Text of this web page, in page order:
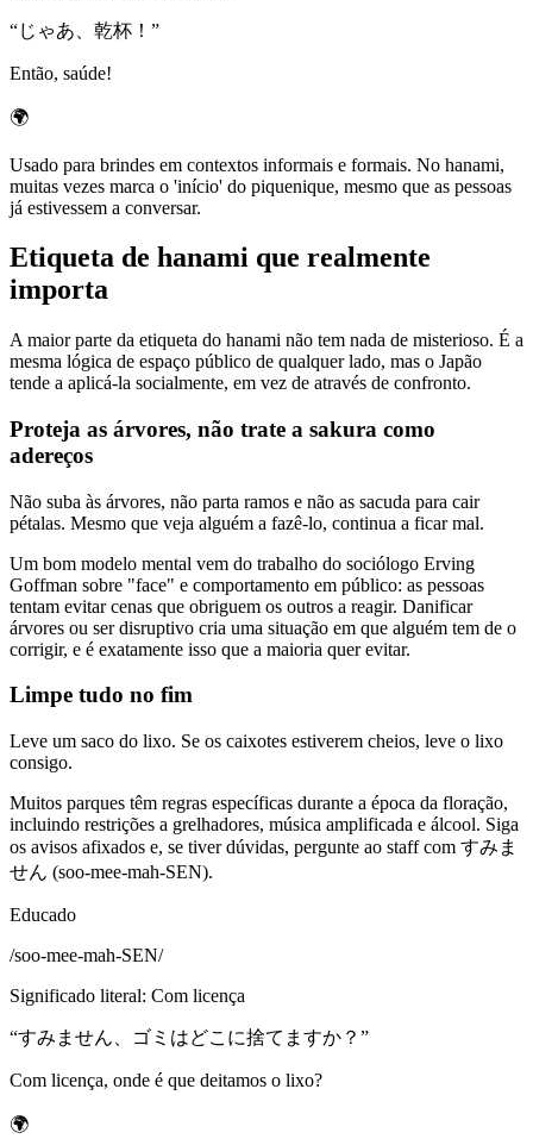
“じゃあ、乾杯！ ”
Então, saúde!
🌍
Usado para brindes em contextos informais e formais. No hanami,
muitas vezes marca o 'início' do piquenique, mesmo que as pessoas
já estivessem a conversar.
Etiqueta de hanami que realmente
importa
A maior parte da etiqueta do hanami não tem nada de misterioso. É a
mesma lógica de espaço público de qualquer lado, mas o Japão
tende a aplicá-la socialmente, em vez de através de confronto.
Proteja as árvores, não trate a sakura como
adereços
Não suba às árvores, não parta ramos e não as sacuda para cair
pétalas. Mesmo que veja alguém a fazê-lo, continua a ficar mal.
Um bom modelo mental vem do trabalho do sociólogo Erving
Goffman sobre "face" e comportamento em público: as pessoas
tentam evitar cenas que obriguem os outros a reagir. Danificar
árvores ou ser disruptivo cria uma situação em que alguém tem de o
corrigir, e é exatamente isso que a maioria quer evitar.
Limpe tudo no fim
Leve um saco do lixo. Se os caixotes estiverem cheios, leve o lixo
consigo.
Muitos parques têm regras específicas durante a época da floração,
incluindo restrições a grelhadores, música amplificada e álcool. Siga
os avisos afixados e, se tiver dúvidas, pergunte ao staff com すみま
せん (soo-mee-mah-SEN).
Educado
/soo-mee-mah-SEN/
Significado literal: Com licença
“すみません、ゴミはどこに捨てますか？ ”
Com licença, onde é que deitamos o lixo?
🌍